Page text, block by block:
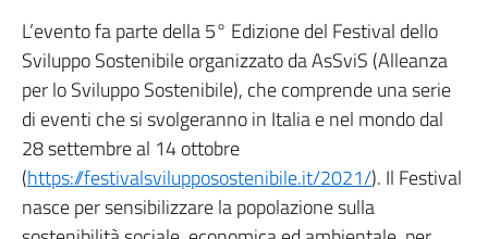
L’evento fa parte della 5° Edizione del Festival dello
Sviluppo Sostenibile organizzato da AsSviS (Alleanza
per lo Sviluppo Sostenibile), che comprende una serie
di eventi che si svolgeranno in Italia e nel mondo dal
28 settembre al 14 ottobre
(https://festivalsvilupposostenibile.it/2021/). Il Festival
nasce per sensibilizzare la popolazione sulla